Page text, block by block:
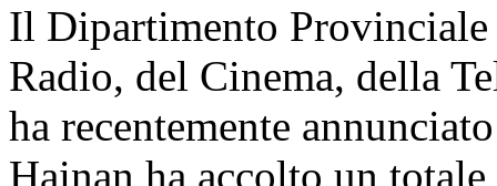
Il Dipartimento
Radio, del Cinema, della
ha recentemente
Hainan ha accolto un